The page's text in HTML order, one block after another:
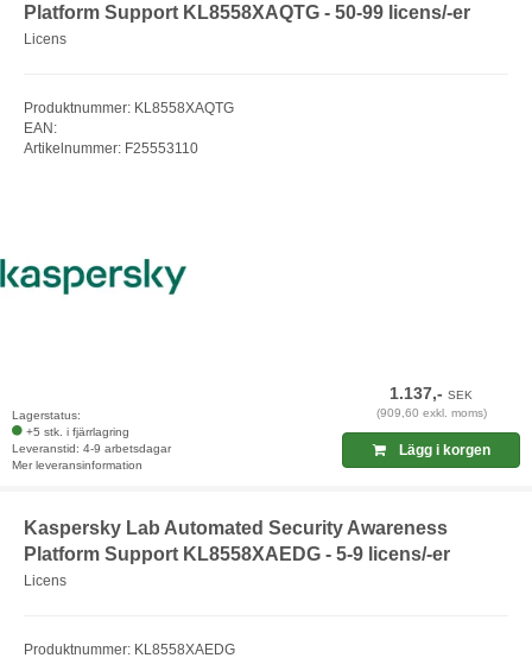
Platform Support KL8558XAQTG - 50-99 licens/-er
Licens
Produktnummer: KL8558XAQTG
EAN:
Artikelnummer: F25553110
Lagerstatus:
+5 stk. i fjärrlagring
Leveranstid: 4-9 arbetsdagar
Mer leveransinformation
1.137,-SEK
(909,60 exkl. moms)
Lägg i korgen
Kaspersky Lab Automated Security Awareness
Platform Support KL8558XAEDG - 5-9 licens/-er
Licens
Produktnummer: KL8558XAEDG